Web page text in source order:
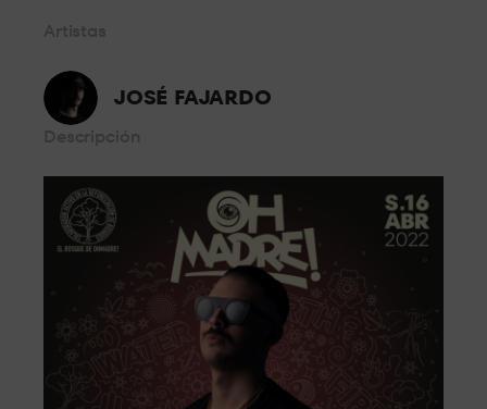
JOSÉ FAJARDO
STANDARD 4
a pie de pista.
GRAN
OCUPACIÓN
El mejor espacio para grupos grandes, espacios
completamente adaptados para celebrar tu noche con tus